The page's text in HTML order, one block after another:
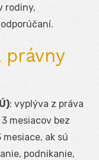
rodiny,
právny
: vyplýva z práva
mesiacov bez
ak sú
podnikanie,